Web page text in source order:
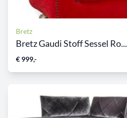
Bretz
Bretz Gaudi Stoff Sessel Ro...
€ 999,-